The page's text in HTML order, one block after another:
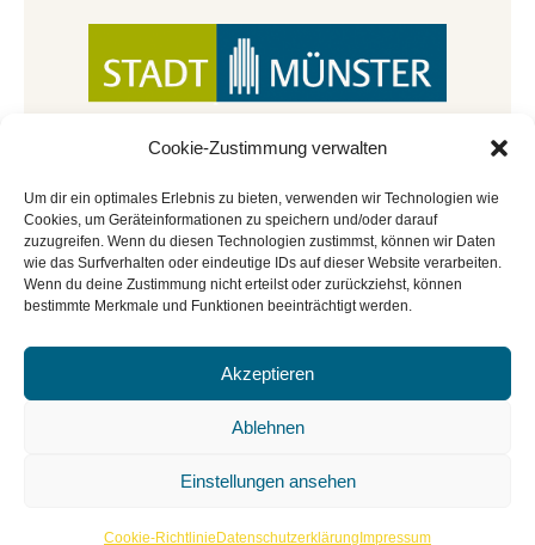
Cookie-Zustimmung verwalten
Um dir ein optimales Erlebnis zu bieten, verwenden wir Technologien wie
Cookies, um Geräteinformationen zu speichern und/oder darauf
zuzugreifen. Wenn du diesen Technologien zustimmst, können wir Daten
wie das Surfverhalten oder eindeutige IDs auf dieser Website verarbeiten.
Wenn du deine Zustimmung nicht erteilst oder zurückziehst, können
bestimmte Merkmale und Funktionen beeinträchtigt werden.
Akzeptieren
Ablehnen
Einstellungen ansehen
Cookie-Richtlinie Datenschutzerklärung Impressum
© Copyright 2022 - 2026 | Mitmachbar der
Cookie-Richtlinie